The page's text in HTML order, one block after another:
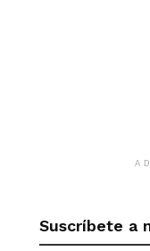
Suscríbete a